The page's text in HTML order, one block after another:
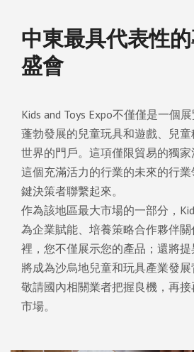
中東最具代表性
盛會
Kids and Toys Expo不僅僅是一個
蓬勃發展的兒童玩具和遊戲、兒
世界的門戶。這項僅限貿易的獨
這個充滿活力的行業的未來的行
鍵決策者聯繫起來。
作為該地區最大市場的一部分，
為企業賦能、培養策略合作夥伴
裡，您不僅展示您的產品；還將
將成為沙烏地兒童和玩具產業發展
敬請國內相關業者把握良機，再
市場。